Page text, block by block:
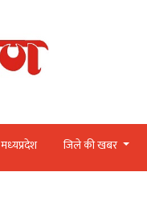
मध्‍यप्रदेश जिले की खबर